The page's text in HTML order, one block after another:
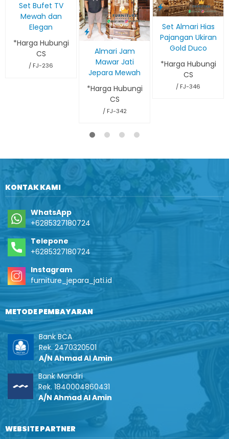
Set Bufet TV
Mewah dan
Elegan
*Harga Hubungi
CS
/ FJ-236
Almari Jam
Mawar Jati
Jepara Mewah
*Harga Hubungi
CS
/ FJ-342
Set Almari Hias
Pajangan Ukiran
Gold Duco
*Harga Hubungi
CS
/ FJ-346
KONTAK KAMI
WhatsApp
+6285327180724
Telepone
+6285327180724
Instagram
furniture_jepara_jati.id
METODE PEMBAYARAN
Bank BCA
Rek. 2470320501
A/N Ahmad Al Amin
Bank Mandiri
Rek. 1840004860431
A/N Ahmad Al Amin
WEBSITE PARTNER